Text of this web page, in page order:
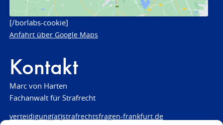
[/borlabs-cookie]
Anfahrt über Google Maps
Kontakt
Marc von Harten
Fachanwalt für Strafrecht
verteidigung(at)strafrechtsfragen-frankfurt.de